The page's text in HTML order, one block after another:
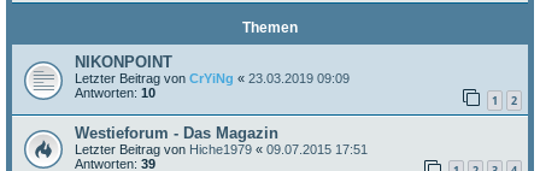
Themen
NIKONPOINT
Letzter Beitrag von CrYiNg « 23.03.2019 09:09
Antworten: 10 1 2
Westieforum - Das Magazin
Letzter Beitrag von Hiche1979 « 09.07.2015 17:51
Antworten: 39